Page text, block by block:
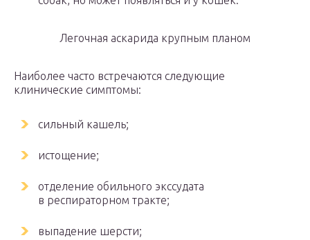
Легочная аскарида крупным планом
Наиболее часто встречаются следующие
клинические симптомы:
сильный кашель;
истощение;
отделение обильного экссудата
в респираторном тракте;
выпадение шерсти;